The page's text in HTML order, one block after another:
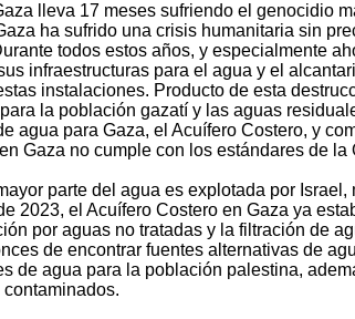
lleva 17 meses sufriendo el genocidio
ha sufrido una crisis humanitaria sin
todos estos años, y especialmente
infraestructuras para el agua y el
instalaciones. Producto de esta
la población gazatí y las aguas
agua para Gaza, el Acuífero Costero, y
Gaza no cumple con los estándares de
parte del agua es explotada por
2023, el Acuífero Costero en Gaza ya
por aguas no tratadas y la filtración de
de encontrar fuentes alternativas de
de agua para la población palestina,